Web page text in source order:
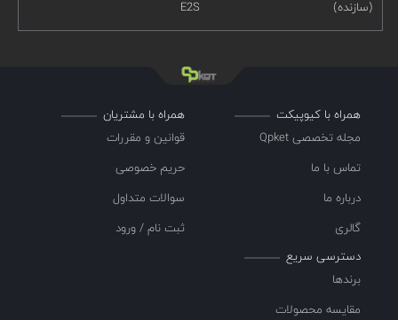
(سازنده)
E2S
همراه با کیوپیکت
مجله تخصصی Qpket
تماس با ما
درباره ما
گالری
همراه با مشتریان
قوانین و مقررات
حریم خصوصی
سوالات متداول
ثبت نام / ورود
دسترسی سریع
برندها
مقایسه محصولات